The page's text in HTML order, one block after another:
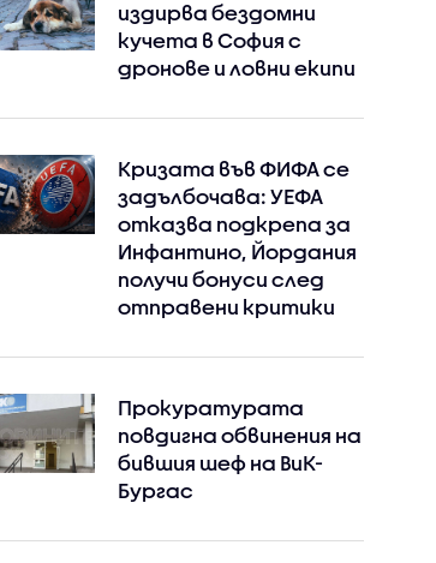
издирва бездомни
кучета в София с
дронове и ловни екипи
Кризата във ФИФА се
задълбочава: УЕФА
отказва подкрепа за
Инфантино, Йордания
получи бонуси след
отправени критики
Прокуратурата
повдигна обвинения на
бившия шеф на ВиК-
Бургас